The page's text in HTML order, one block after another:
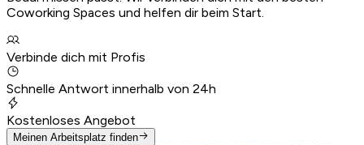
Coworking Spaces und helfen dir beim Start.
Verbinde dich mit Profis
Schnelle Antwort innerhalb von 24h
Kostenloses Angebot
Meinen Arbeitsplatz finden